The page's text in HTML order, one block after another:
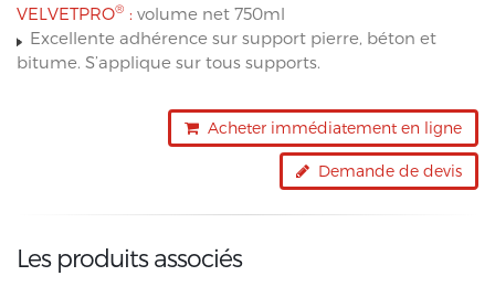
VELVETPRO® : volume net 750ml
Excellente adhérence sur support pierre, béton et
bitume. S’applique sur tous supports.
Acheter immédiatement en ligne
Demande de devis
Les produits associés